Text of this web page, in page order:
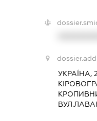
УКРАЇНА,